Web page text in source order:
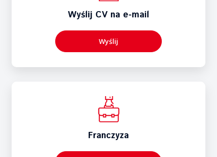
Wyślij CV na e-mail
Wyślij
praca@turbokids.pl
Franczyza